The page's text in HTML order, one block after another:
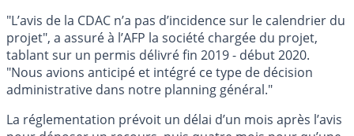
"L’avis de la CDAC n’a pas d’incidence sur le calendrier du
projet", a assuré à l’AFP la société chargée du projet,
tablant sur un permis délivré fin 2019 - début 2020.
"Nous avions anticipé et intégré ce type de décision
administrative dans notre planning général."
La réglementation prévoit un délai d’un mois après l’avis